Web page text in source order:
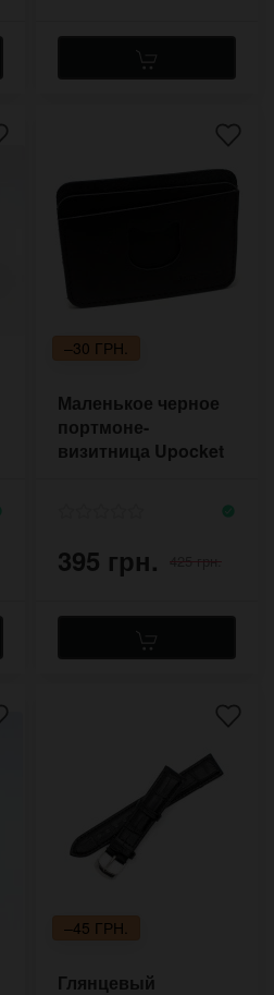
–30 ГРН.
Маленькое черное
портмоне-
визитница Upocket
395 грн. 425 грн.
–45 ГРН.
Глянцевый